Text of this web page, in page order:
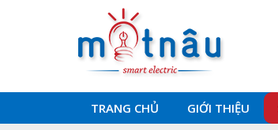
TRANG CHỦ GIỚI THIỆU